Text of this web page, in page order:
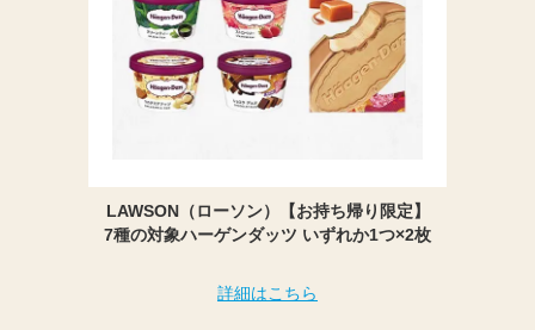
LAWSON（ローソン）【お持ち帰り限定】
7種の対象ハーゲンダッツ いずれか1つ×2枚
詳細はこちら